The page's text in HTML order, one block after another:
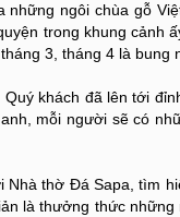
ngôi chùa gỗ
trong khung cảnh
3, tháng 4 là
khách đã lên tới
mỗi người sẽ có
thờ Đá Sapa, tìm
là thưởng thức